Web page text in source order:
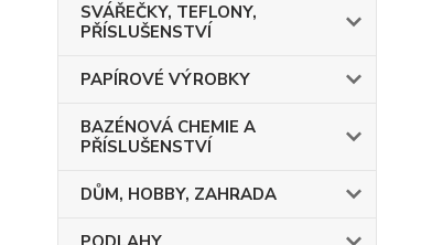
SVÁŘEČKY, TEFLONY,
PŘÍSLUŠENSTVÍ
PAPÍROVÉ VÝROBKY
BAZÉNOVÁ CHEMIE A
PŘÍSLUŠENSTVÍ
DŮM, HOBBY, ZAHRADA